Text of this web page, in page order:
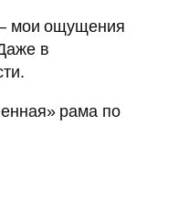
мои ощущения
в
рама по